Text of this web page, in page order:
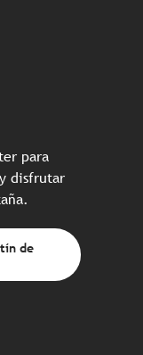
para
disfrutar
de